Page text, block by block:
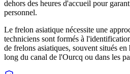
dehors des heures d'accueil pour
personnel.
Le frelon asiatique nécessite une
techniciens sont formés à
de frelons asiatiques, souvent situés en
long du canal de l'Ourcq ou dans les